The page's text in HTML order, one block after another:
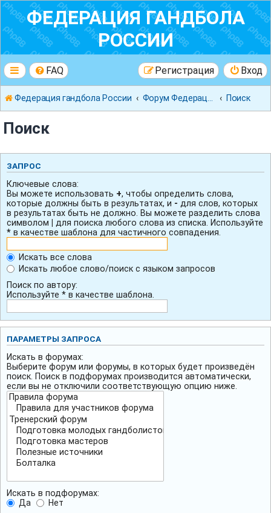
ФЕДЕРАЦИЯ ГАНДБОЛА
РОССИИ
FAQ Вход
Регистрация
Федерация гандбола России Поиск
Поиск
ЗАПРОС
Ключевые слова:
Вы можете использовать +, чтобы определить слова,
которые должны быть в результатах, и - для слов, которых
в результатах быть не должно. Вы можете разделить слова
символом
для поиска любого слова из списка. Используйте
* в качестве шаблона для частичного совпадения.
Искать все слова
Искать любое слово/поиск с языком запросов
Поиск по автору:
Используйте * в качестве шаблона.
ПАРАМЕТРЫ ЗАПРОСА
Искать в форумах:
Выберите форум или форумы, в которых будет произведён
поиск. Поиск в подфорумах производится автоматически,
если вы не отключили соответствующую опцию ниже.
Искать в подфорумах:
Да
Нет